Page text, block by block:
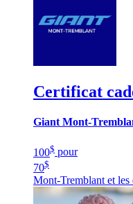
Certificat
Giant Mont-
100$ pour
70$
Mont-Tremblant et les